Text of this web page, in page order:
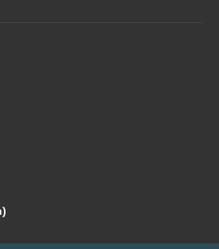
終了商品のお知らせ【色紙 コットン
の】
案内】海外でも人気！和の魅力たっ
案内】日本文化の粋を集めた心惹か
印帳コレクション